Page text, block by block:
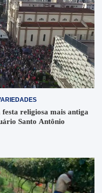
festa religiosa mais antiga
Santo Antônio